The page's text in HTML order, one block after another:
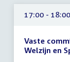
uur
17:00 -
Vaste
Welzijn en